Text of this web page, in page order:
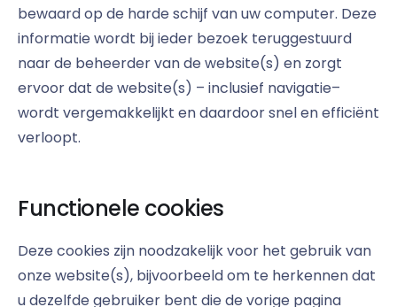
bewaard op de harde schijf van uw computer. Deze
informatie wordt bij ieder bezoek teruggestuurd
naar de beheerder van de website(s) en zorgt
ervoor dat de website(s) – inclusief navigatie–
wordt vergemakkelijkt en daardoor snel en efficiënt
verloopt.
Functionele cookies
Deze cookies zijn noodzakelijk voor het gebruik van
onze website(s), bijvoorbeeld om te herkennen dat
u dezelfde gebruiker bent die de vorige pagina